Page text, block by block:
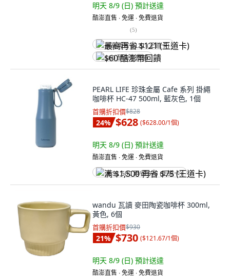
明天 8/9 (日) 預計送達
酷澎直售 ∙ 免運 ∙ 免費退貨
(5)
最高再省 $121 (王道卡)
$60 酷澎幣回饋
PEARL LIFE 珍珠金屬 Cafe 系列 掛繩
咖啡杯 HC-47 500ml, 藍灰色, 1個
首購折扣價$828
24% $628 ($628.00/1個)
明天 8/9 (日) 預計送達
酷澎直售 ∙ 免運 ∙ 免費退貨
满 $1,500 再省 $75 (王道卡)
wandu 瓦讀 麥田陶瓷咖啡杯 300ml,
黃色, 6個
首購折扣價$930
21% $730 ($121.67/1個)
明天 8/9 (日) 預計送達
酷澎直售 ∙ 免運 ∙ 免費退貨